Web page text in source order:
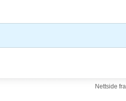
Nettside fra